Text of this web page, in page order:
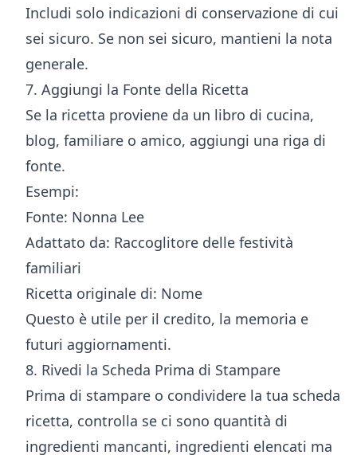
Includi solo indicazioni di conservazione di cui
sei sicuro. Se non sei sicuro, mantieni la nota
generale.
7. Aggiungi la Fonte della Ricetta
Se la ricetta proviene da un libro di cucina,
blog, familiare o amico, aggiungi una riga di
fonte.
Esempi:
Fonte: Nonna Lee
Adattato da: Raccoglitore delle festività
familiari
Ricetta originale di: Nome
Questo è utile per il credito, la memoria e
futuri aggiornamenti.
8. Rivedi la Scheda Prima di Stampare
Prima di stampare o condividere la tua scheda
ricetta, controlla se ci sono quantità di
ingredienti mancanti, ingredienti elencati ma